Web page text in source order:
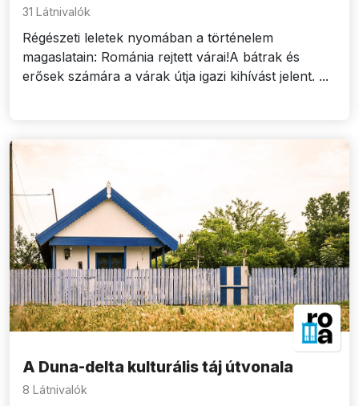
31 Látnivalók
Régészeti leletek nyomában a történelem
magaslatain: Románia rejtett várai!A bátrak és
erősek számára a várak útja igazi kihívást jelent. ...
A Duna-delta kulturális táj útvonala
8 Látnivalók